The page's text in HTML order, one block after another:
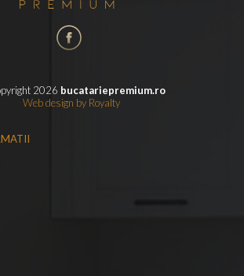
2026 bucatariepremium.ro
Web design by Royalty